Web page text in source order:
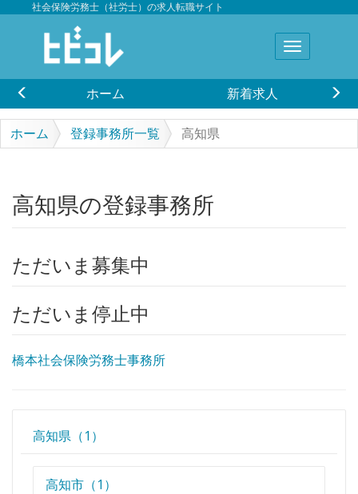
社会保険労務士（社労士）の求人転職サイト
ホーム 新着求人
ホーム 登録事務所一覧 高知県
高知県の登録事務所
ただいま募集中
ただいま停止中
橋本社会保険労務士事務所
高知県（1）
高知市（1）